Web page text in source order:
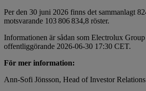
Per den 30 juni 2026 finns det sammanlagt
motsvarande 103 806 834,8 röster.
Informationen är sådan som Electrolux
offentliggörande 2026-06-30 17:30 CET.
För mer information:
Ann-Sofi Jönsson, Head of Investor